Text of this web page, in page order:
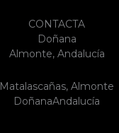
CONTACTA
Doñana
Almonte, Andalucía
Matalascañas, Almonte
DoñanaAndalucía